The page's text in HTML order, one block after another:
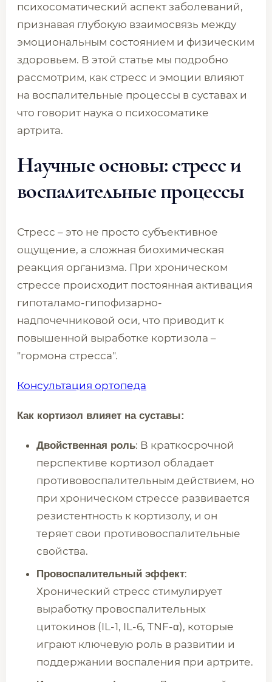
психосоматический аспект заболеваний,
признавая глубокую взаимосвязь между
эмоциональным состоянием и физическим
здоровьем. В этой статье мы подробно
рассмотрим, как стресс и эмоции влияют
на воспалительные процессы в суставах и
что говорит наука о психосоматике
артрита.
Научные основы: стресс и
воспалительные процессы
Стресс – это не просто субъективное
ощущение, а сложная биохимическая
реакция организма. При хроническом
стрессе происходит постоянная активация
гипоталамо-гипофизарно-
надпочечниковой оси, что приводит к
повышенной выработке кортизола –
"гормона стресса".
Консультация ортопеда
Как кортизол влияет на суставы:
Двойственная роль: В краткосрочной
перспективе кортизол обладает
противовоспалительным действием, но
при хроническом стрессе развивается
резистентность к кортизолу, и он
теряет свои противовоспалительные
свойства.
Провоспалительный эффект:
Хронический стресс стимулирует
выработку провоспалительных
цитокинов (IL-1, IL-6, TNF-α), которые
играют ключевую роль в развитии и
поддержании воспаления при артрите.